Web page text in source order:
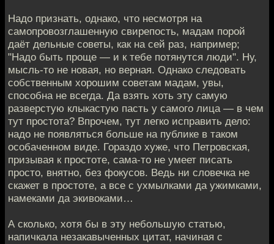
Надо признать, однако, что несмотря на
самопровозглашенную свирепость, мадам порой
даёт дельные советы, как на сей раз, например;
"Надо быть проще — и к тебе потянутся люди". Ну,
мысль-то не новая, но верная. Однако следовать
собственным хорошим советам мадам, увы,
способна не всегда. Да взять хоть эту самую
разверстую клыкастую пасть у самого лица — в чем
тут простота? Впрочем, тут легко исправить дело:
надо не появляться больше на публике в таком
особаченном виде. Гораздо хуже, что Петровская,
призывая к простоте, сама-то не умеет писать
просто, внятно, без фокусов. Ведь ни словечка не
скажет в простоте, а все с ухмылками да ужимками,
намеками да экивоками…
А сколько, хотя бы в эту небольшую статью,
напичкала незакавыченных цитат, начиная с